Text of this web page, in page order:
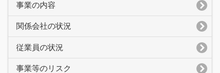
事業の内容
関係会社の状況
従業員の状況
事業等のリスク